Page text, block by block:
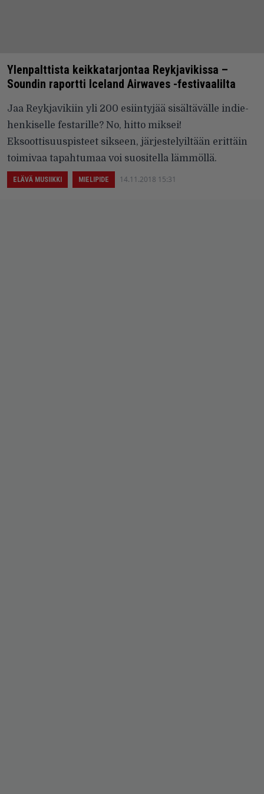
Ylenpalttista keikkatarjontaa Reykjavikissa –
Soundin raportti Iceland Airwaves -festivaalilta
Jaa Reykjavikiin yli 200 esiintyjää sisältävälle indie-
henkiselle festarille? No, hitto miksei!
Eksoottisuuspisteet sikseen, järjestelyiltään erittäin
toimivaa tapahtumaa voi suositella lämmöllä.
ELÄVÄ MUSIIKKI MIELIPIDE 14.11.2018 15:31